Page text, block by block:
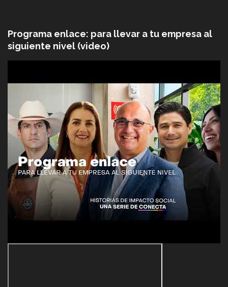
Programa enlace: para llevar a tu empresa al
siguiente nivel (video)